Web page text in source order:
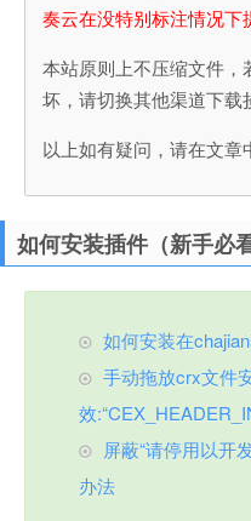
奏云在没特别标注情况下
本站原则上不压缩文件，
坏，请切换其他渠道下载
以上如有疑问，请在文章
如何安装插件（新手必看
如何安装在
手动拖放crx文件
效
屏蔽“请停用以开
办法